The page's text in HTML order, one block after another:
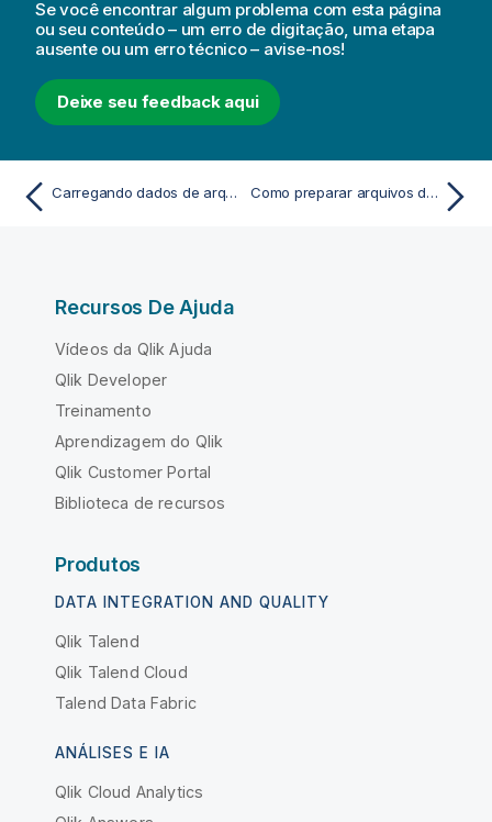
Se você encontrar algum problema com esta página
ou seu conteúdo – um erro de digitação, uma etapa
ausente ou um erro técnico – avise-nos!
Deixe seu feedback aqui
Carregando dados de arquivos Como preparar arquivos do Excel para o carregamento com o QlikView
Recursos De Ajuda
Vídeos da Qlik Ajuda
Qlik Developer
Treinamento
Aprendizagem do Qlik
Qlik Customer Portal
Biblioteca de recursos
Produtos
DATA INTEGRATION AND QUALITY
Qlik Talend
Qlik Talend Cloud
Talend Data Fabric
ANÁLISES E IA
Qlik Cloud Analytics